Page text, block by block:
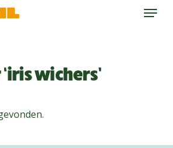
Menu
wichers’